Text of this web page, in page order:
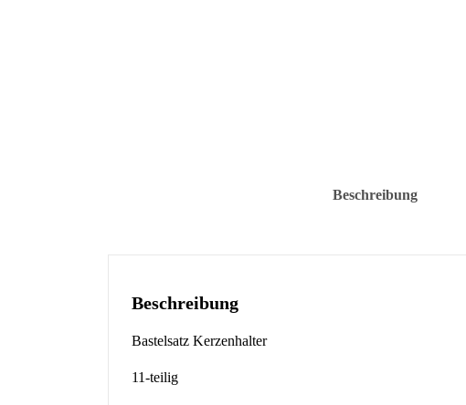
Beschreibung
Beschreibung
Bastelsatz Kerzenhalter
11-teilig